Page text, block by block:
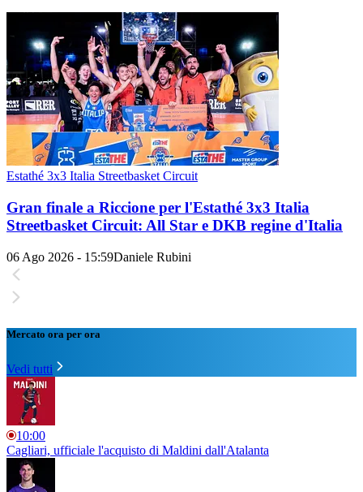
Estathé 3x3 Italia Streetbasket Circuit
Gran finale a Riccione per l'Estathé 3x3 Italia
Streetbasket Circuit: All Star e DKB regine d'Italia
06 Ago 2026 - 15:59Daniele Rubini
Mercato ora per ora
Vedi tutti
10:00
Cagliari, ufficiale l'acquisto di Maldini dall'Atalanta